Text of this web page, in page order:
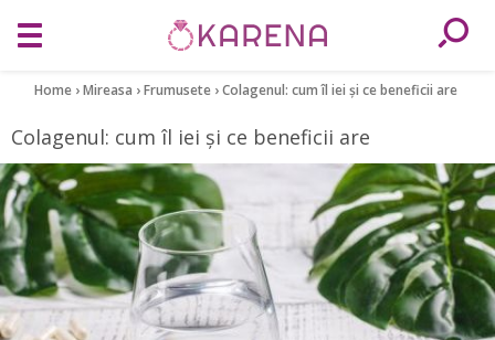
Home›Mireasa ›Frumusete ›Colagenul: cum îl iei și ce beneficii are
Colagenul: cum îl iei și ce beneficii are